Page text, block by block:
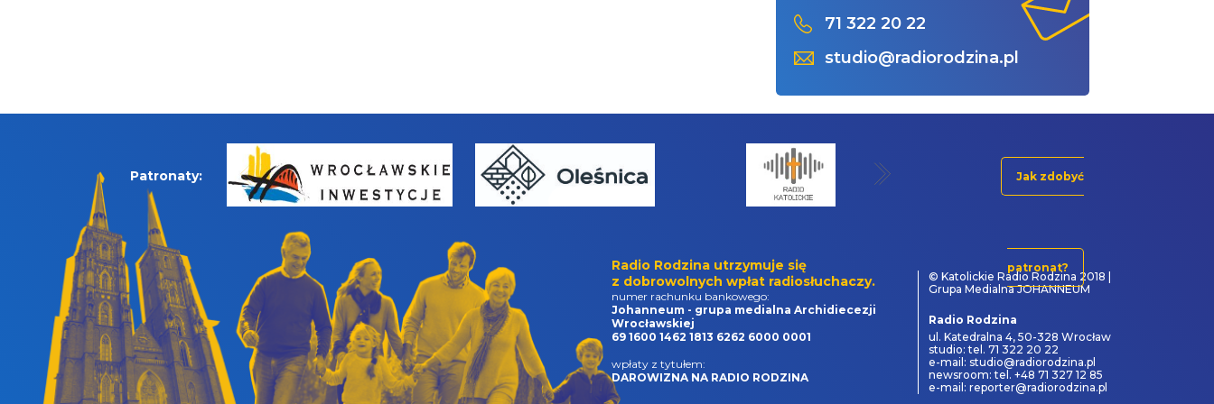
71 322 20 22
studio@radiorodzina.pl
Patronaty: Jak zdobyć
patronat?
Radio Rodzina utrzymuje się
z dobrowolnych wpłat radiosłuchaczy.
numer rachunku bankowego:
Johanneum - grupa medialna Archidiecezji
Wrocławskiej
69 1600 1462 1813 6262 6000 0001
wpłaty z tytułem:
DAROWIZNA NA RADIO RODZINA
© Katolickie Radio Rodzina 2018 |
Grupa Medialna JOHANNEUM
Radio Rodzina
ul. Katedralna 4, 50-328 Wrocław
studio: tel. 71 322 20 22
e-mail: studio@radiorodzina.pl
newsroom: tel. +48 71 327 12 85
e-mail: reporter@radiorodzina.pl